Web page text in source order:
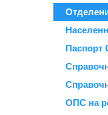
Паспорт
ОПС на